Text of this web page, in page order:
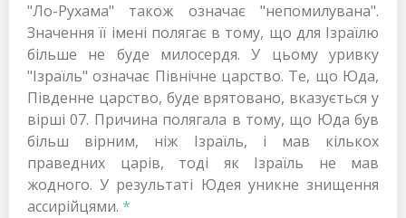
"Ло-Рухама" також означає "непомилувана".
Значення її імені полягає в тому, що для Ізраїлю
більше не буде милосердя. У цьому уривку
"Ізраїль" означає Північне царство. Те, що Юда,
Південне царство, буде врятовано, вказується у
вірші 07. Причина полягала в тому, що Юда був
більш вірним, ніж Ізраїль, і мав кількох
праведних царів, тоді як Ізраїль не мав
жодного. У результаті Юдея уникне знищення
ассирійцями. *